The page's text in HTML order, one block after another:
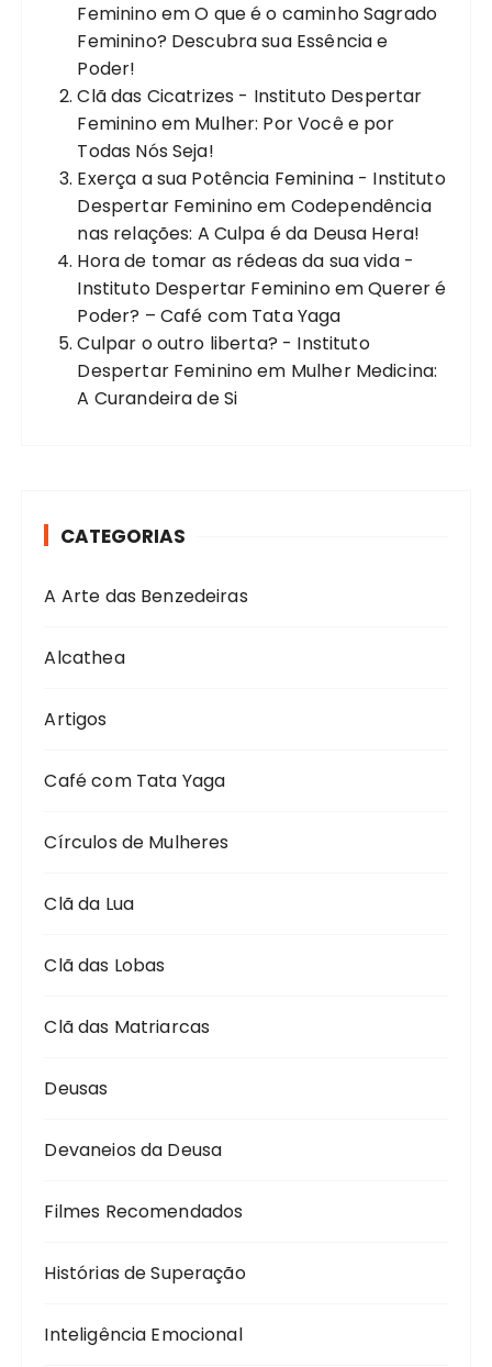
FemininoemO que é o caminho Sagrado
Feminino? Descubra sua Essência e
Poder!
Clã das Cicatrizes - Instituto Despertar
Femininoem Mulher: Por Você e por
Todas Nós Seja!
Exerça a sua Potência Feminina - Instituto
Despertar Femininoem Codependência
nas relações: A Culpa é da Deusa Hera!
Hora de tomar as rédeas da sua vida -
Instituto Despertar FemininoemQuerer é
Poder? – Café com Tata Yaga
Culpar o outro liberta? - Instituto
Despertar Femininoem Mulher Medicina:
A Curandeira de Si
CATEGORIAS
A Arte das Benzedeiras
Alcathea
Artigos
Café com Tata Yaga
Círculos de Mulheres
Clã da Lua
Clã das Lobas
Clã das Matriarcas
Deusas
Devaneios da Deusa
Filmes Recomendados
Histórias de Superação
Inteligência Emocional